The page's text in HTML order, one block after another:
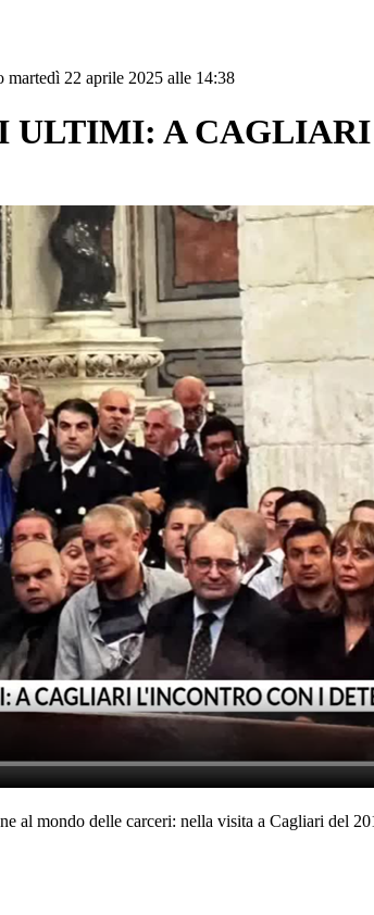
22 aprile 2025 alle 14:38
ULTIMI: A
al mondo delle carceri: nella visita a Cagliari del